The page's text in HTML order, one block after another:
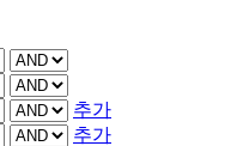
추가
추가